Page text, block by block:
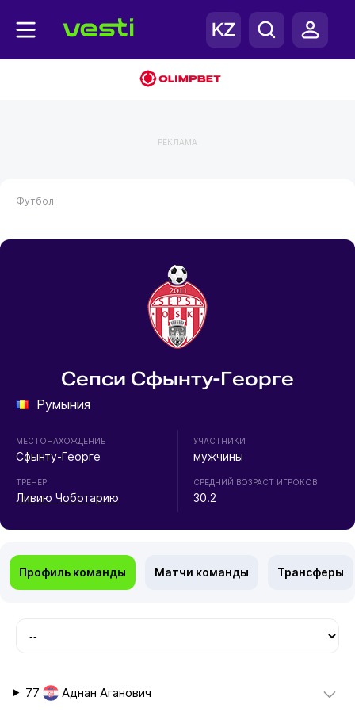
РЕКЛАМА
Футбол
Сепси Сфынту-Георге
Румыния
МЕСТОНАХОЖДЕНИЕ
Сфынту-Георге
ТРЕНЕР
Ливию Чоботарию
УЧАСТНИКИ
мужчины
СРЕДНИЙ ВОЗРАСТ ИГРОКОВ
30.2
Профиль команды Матчи команды Трансферы
77 Аднан Аганович